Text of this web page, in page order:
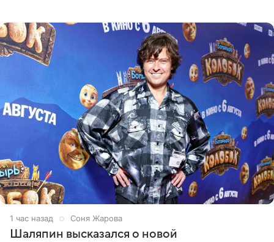
1 час назад Соня Жарова
Шаляпин высказался о новой